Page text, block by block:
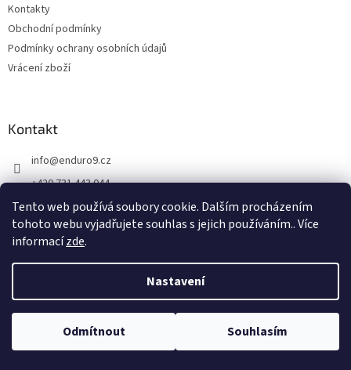
Tento web používá soubory cookie. Dalším procházením
tohoto webu vyjadřujete souhlas s jejich používáním.. Více
informacízde.
Nastavení
Odmítnout Souhlasím
Kontakty
Obchodní podmínky
Podmínky ochrany osobních údajů
Vrácení zboží
Kontakt
info@enduro9.cz
+420 731 443 044
+420 731 443 044
ENDURO9.CZ Vše pro enduro
736 01 Havířov